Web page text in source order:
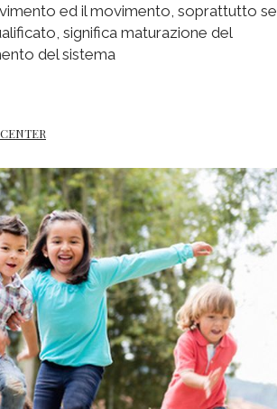
ed il movimento, soprattutto se
significa maturazione del
del sistema